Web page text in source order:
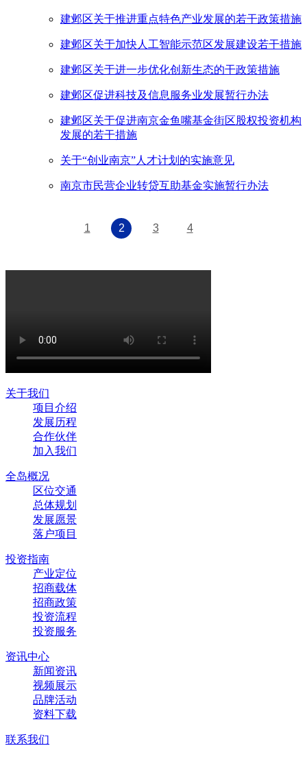
建邺区关于推进重点特色产业发展的若干政策措施
建邺区关于加快人工智能示范区发展建设若干措施
建邺区关于进一步优化创新生态的干政策措施
建邺区促进科技及信息服务业发展暂行办法
建邺区关于促进南京金鱼嘴基金街区股权投资机构
发展的若干措施
关于“创业南京”人才计划的实施意见
南京市民营企业转贷互助基金实施暂行办法
1 2 3 4
关于我们
项目介绍
发展历程
合作伙伴
加入我们
全岛概况
区位交通
总体规划
发展愿景
落户项目
投资指南
产业定位
招商载体
招商政策
投资流程
投资服务
资讯中心
新闻资讯
视频展示
品牌活动
资料下载
联系我们